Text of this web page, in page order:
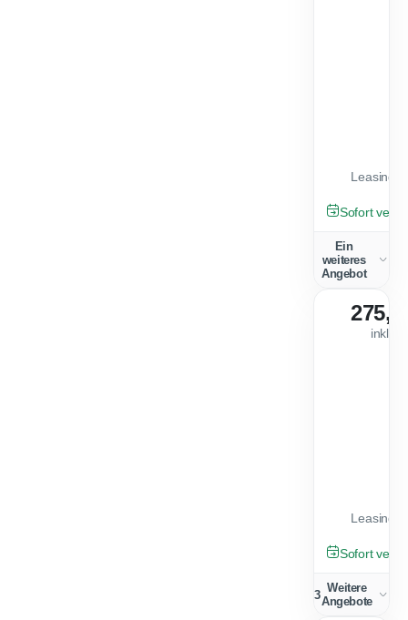
Sofort
Ein
weiteres
Angebot
inkl.
Sofort
3 Weitere
Angebote